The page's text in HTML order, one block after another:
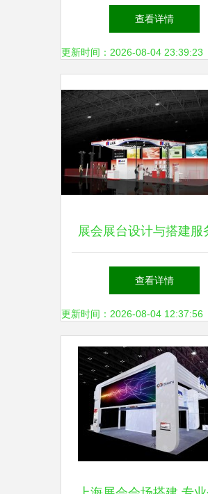
趋势 会展服务如何塑造
新生态
查看详情
更新时间：2026-08-04 23:39:23
展会展台设计与搭建服
造品牌舞台的关键
查看详情
更新时间：2026-08-04 12:37:56